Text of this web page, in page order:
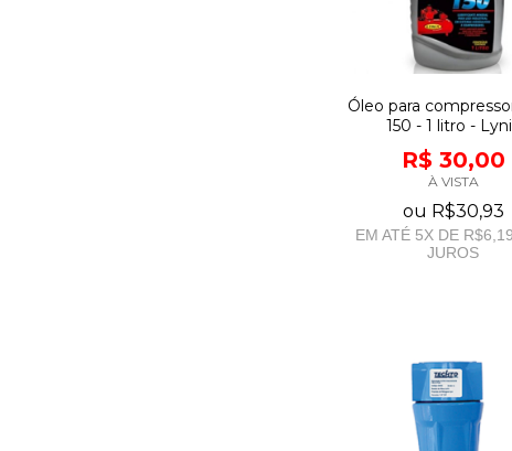
Óleo para
150 - 1 litro -
R$ 30,00
À VISTA
ou R$30,93
EM ATÉ 5X DE R$6,19
JUROS